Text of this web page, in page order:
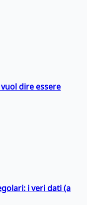
dire essere
i veri dati (a